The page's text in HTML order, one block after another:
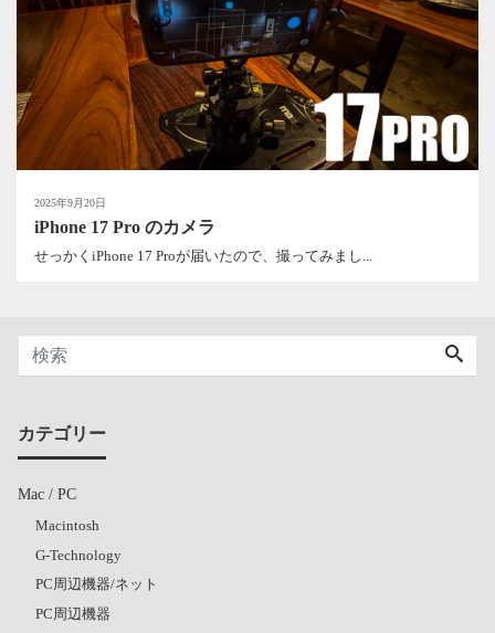
2025年9月20日
iPhone 17 Pro のカメラ
せっかくiPhone 17 Proが届いたので、撮ってみまし...
カテゴリー
Mac / PC
Macintosh
G-Technology
PC周辺機器/ネット
PC周辺機器